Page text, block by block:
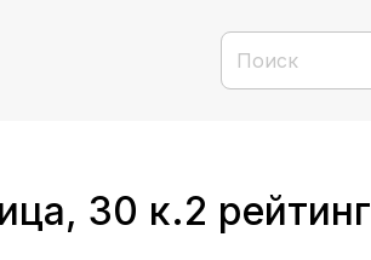
30 к.2 рейтинг